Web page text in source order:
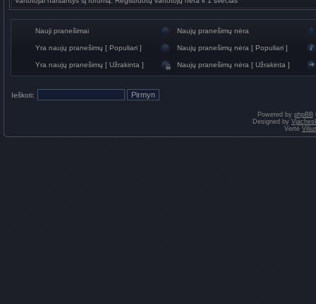
Nauji pranešimai Naujų pranešimų nėra
Yra naujų pranešimų [ Populiari ] Naujų pranešimų nėra [ Populiari ]
Yra naujų pranešimų [ Užrakinta ] Naujų pranešimų nėra [ Užrakinta ]
Ieškoti:
Powered by phpBB
Designed by
Vertė